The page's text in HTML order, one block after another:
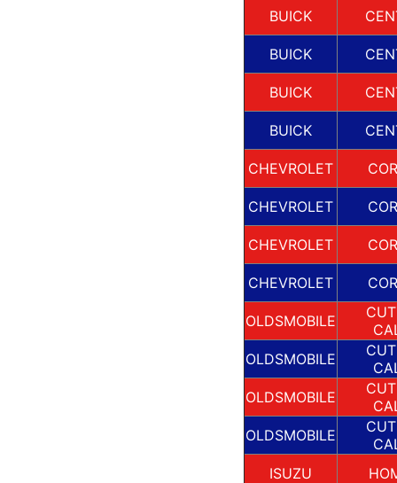
BUICK
BUICK
BUICK
BUICK
CHEVROLET
CHEVROLET
CHEVROLET
CHEVROLET
OLDSMOBILE
OLDSMOBILE
OLDSMOBILE
OLDSMOBILE
ISUZU